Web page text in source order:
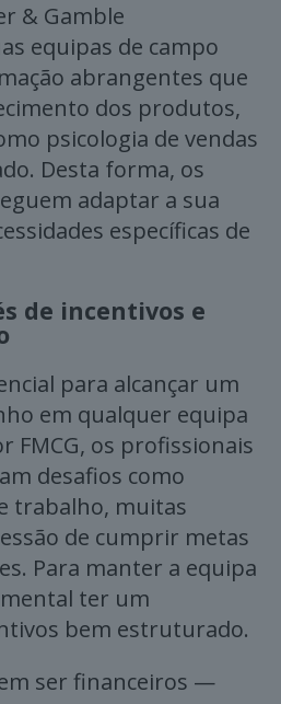
& Gamble
equipas de campo
abrangentes que
dos produtos,
psicologia de vendas
Desta forma, os
adaptar a sua
específicas de
de incentivos e
para alcançar um
em qualquer equipa
FMCG, os profissionais
desafios como
trabalho, muitas
de cumprir metas
Para manter a equipa
ter um
bem estruturado.
ser financeiros —